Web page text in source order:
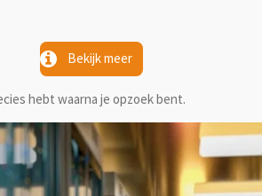
Bekijk meer
hebt waarna je opzoek bent.